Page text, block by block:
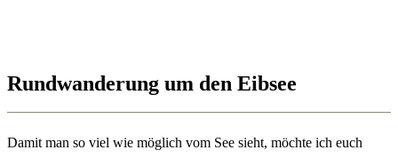
Rundwanderung um den Eibsee
Damit man so viel wie möglich vom See sieht, möchte ich euch